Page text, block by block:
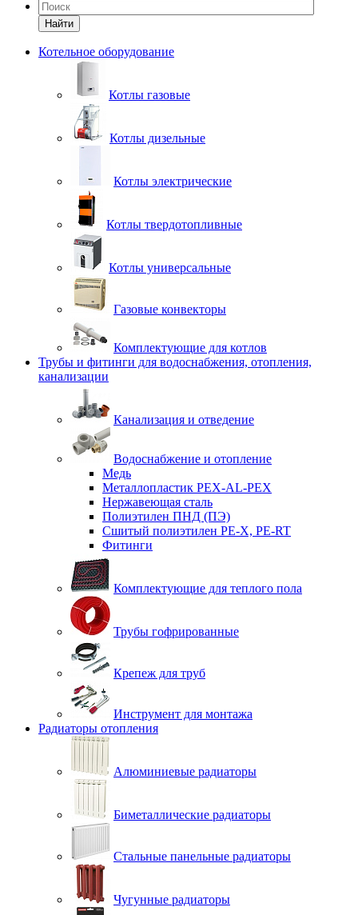
Найти
Котельное оборудование
Котлы газовые
Котлы дизельные
Котлы электрические
Котлы твердотопливные
Котлы универсальные
Газовые конвекторы
Комплектующие для котлов
Трубы и фитинги для водоснабжения, отопления,
канализации
Канализация и отведение
Водоснабжение и отопление
Медь
Металлопластик PEX-AL-PEX
Нержавеющая сталь
Полиэтилен ПНД (ПЭ)
Сшитый полиэтилен PE-X, PE-RT
Фитинги
Комплектующие для теплого пола
Трубы гофрированные
Крепеж для труб
Инструмент для монтажа
Радиаторы отопления
Алюминиевые радиаторы
Биметаллические радиаторы
Стальные панельные радиаторы
Чугунные радиаторы